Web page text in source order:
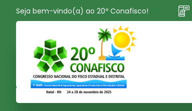
Seja bem-vindo(a) ao 20º Conafisco!